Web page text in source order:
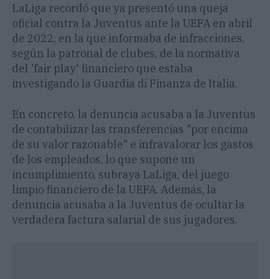
LaLiga recordó que ya presentó una queja
oficial contra la Juventus ante la UEFA en abril
de 2022, en la que informaba de infracciones,
según la patronal de clubes, de la normativa
del 'fair play' financiero que estaba
investigando la Guardia di Finanza de Italia.
En concreto, la denuncia acusaba a la Juventus
de contabilizar las transferencias "por encima
de su valor razonable" e infravalorar los gastos
de los empleados, lo que supone un
incumplimiento, subraya LaLiga, del juego
limpio financiero de la UEFA. Además, la
denuncia acusaba a la Juventus de ocultar la
verdadera factura salarial de sus jugadores.